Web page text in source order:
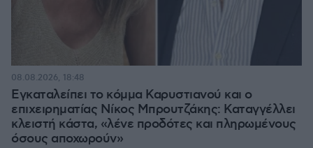
Εγκαταλείπει το κόμμα Καρυστιανού και ο
επιχειρηματίας Νίκος Μπρουτζάκης: Καταγγέλλει
κλειστή κάστα, «λένε προδότες και πληρωμένους
όσους αποχωρούν»
08.08.2026, 18:48